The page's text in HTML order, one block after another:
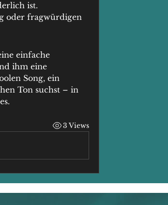
ist.
oder fragwürdigen
einfache
ihm eine
Song, ein
Ton suchst – in
3 Views